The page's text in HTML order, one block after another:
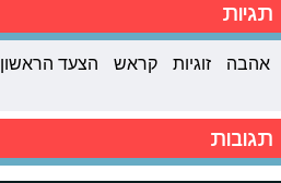
תגיות
אהבה זוגיות קראש הצעד הראשון
תגובות